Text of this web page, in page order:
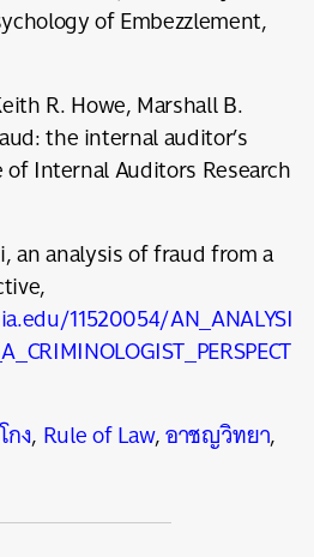
of Embezzlement,
R. Howe, Marshall B.
the internal auditor’s
Internal Auditors Research
an analysis of fraud from a
11520054/AN_ANALYSI
กง, Rule of Law,อาชญวิทยา,